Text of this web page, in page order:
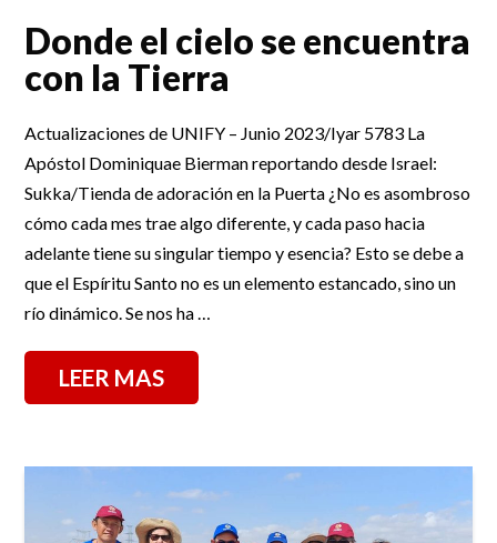
Donde el cielo se encuentra
con la Tierra
Actualizaciones de UNIFY – Junio 2023/Iyar 5783 La
Apóstol Dominiquae Bierman reportando desde Israel:
Sukka/Tienda de adoración en la Puerta ¿No es asombroso
cómo cada mes trae algo diferente, y cada paso hacia
adelante tiene su singular tiempo y esencia? Esto se debe a
que el Espíritu Santo no es un elemento estancado, sino un
río dinámico. Se nos ha …
LEER MAS